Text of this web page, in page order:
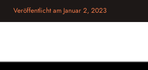
Veröffentlicht am Januar 2, 2023